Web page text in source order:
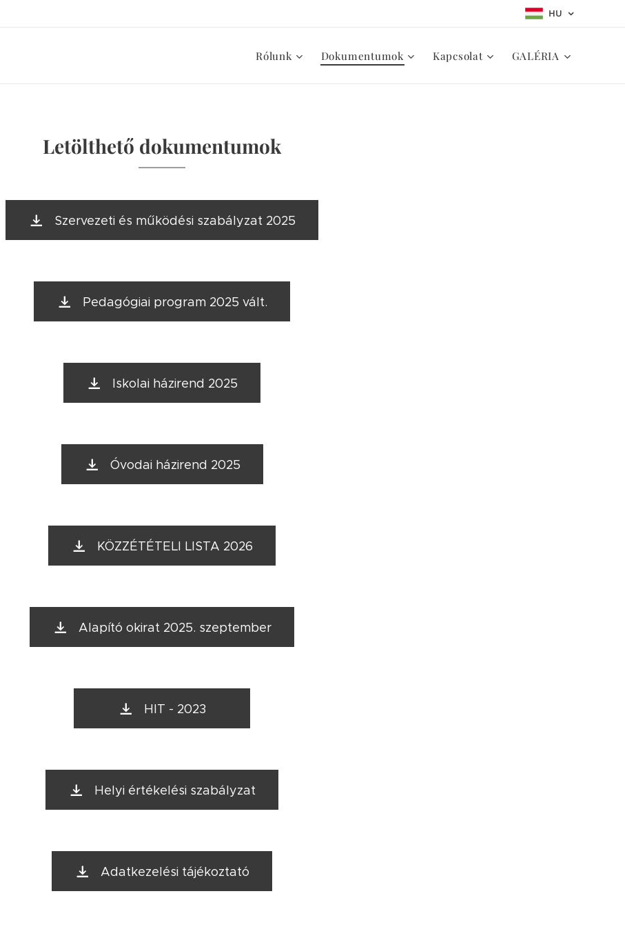
HU
Rólunk Dokumentumok Kapcsolat GALÉRIA
Letölthető dokumentumok
Szervezeti és működési szabályzat 2025
Pedagógiai program 2025 vált.
Iskolai házirend 2025
Óvodai házirend 2025
KÖZZÉTÉTELI LISTA 2026
Alapító okirat 2025. szeptember
HIT - 2023
Helyi értékelési szabályzat
Adatkezelési tájékoztató